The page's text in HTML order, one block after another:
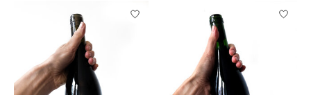
Items van productcarrousel